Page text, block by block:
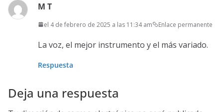
M T
el 4 de febrero de 2025 a las 11:34 am Enlace permanente
La voz, el mejor instrumento y el más variado.
Respuesta
Deja una respuesta